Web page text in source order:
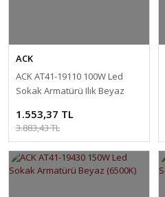
ACK
ACK AT41-19110 100W Led
Sokak Armatürü Ilık Beyaz
1.553,37 TL
3.883,43 TL